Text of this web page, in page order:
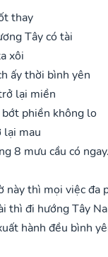
thay
Tây có tài
xôi
ấy thời bình yên
lại miền
phiền không lo
lại mau
8 mưu cầu có
này thì mọi việc đa
thì đi hướng Tây
hành đều bình